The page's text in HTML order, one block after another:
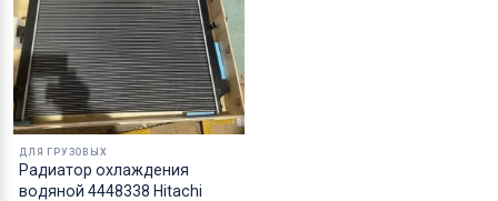
ДЛЯ ГРУЗОВЫХ
Радиатор охлаждения
водяной 4448338 Hitachi